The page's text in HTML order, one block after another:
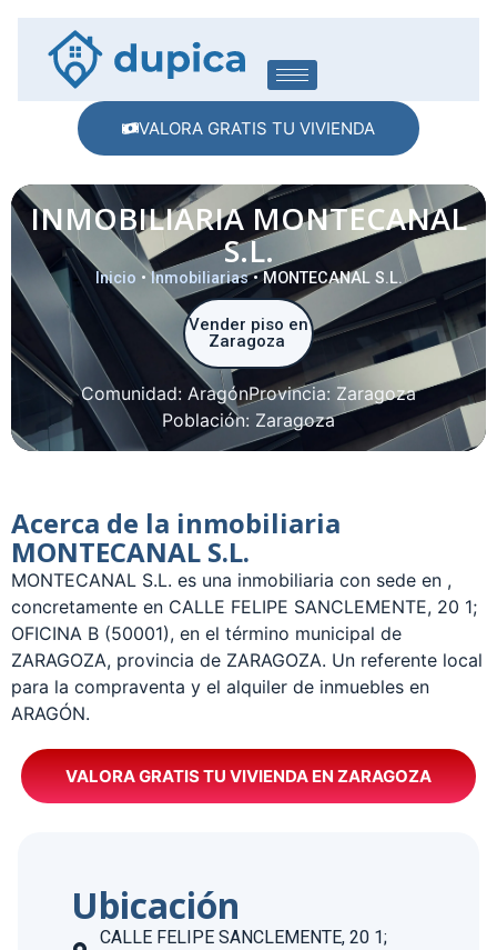
VALORA GRATIS TU VIVIENDA
INMOBILIARIA MONTECANAL
S.L.
Inicio •Inmobiliarias•MONTECANAL S.L.
Vender piso en
Zaragoza
Comunidad: AragónProvincia: Zaragoza
Población: Zaragoza
Acerca de la inmobiliaria
MONTECANAL S.L.
­MONTECANAL S.L. es una inmobiliaria con sede en ,
concretamente en CALLE FELIPE SANCLEMENTE, 20 1;
OFICINA B (50001), en el término municipal de
ZARAGOZA, provincia de ZARAGOZA. Un referente local
para la compraventa y el alquiler de inmuebles en
ARAGÓN.
VALORA GRATIS TU VIVIENDA EN ZARAGOZA
Ubicación
CALLE FELIPE SANCLEMENTE, 20 1;